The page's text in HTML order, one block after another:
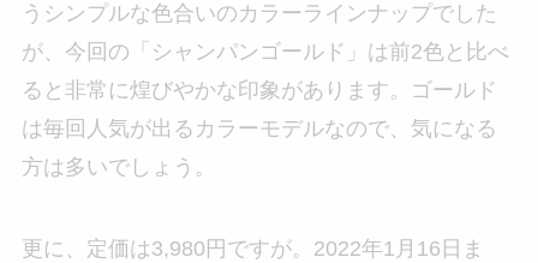
うシンプルな色合いのカラーラインナップでした
が、今回の「シャンパンゴールド」は前2色と比べ
ると非常に煌びやかな印象があります。ゴールド
は毎回人気が出るカラーモデルなので、気になる
方は多いでしょう。
更に、定価は3,980円ですが。2022年1月16日ま